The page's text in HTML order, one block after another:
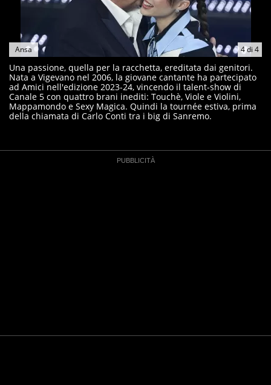
4di 4
Ansa
Una passione, quella per la racchetta, ereditata dai genitori.
Nata a Vigevano nel 2006, la giovane cantante ha partecipato
ad Amici nell'edizione 2023-24, vincendo il talent-show di
Canale 5 con quattro brani inediti: Touchè, Viole e Violini,
Mappamondo e Sexy Magica. Quindi la tournée estiva, prima
della chiamata di Carlo Conti tra i big di Sanremo.